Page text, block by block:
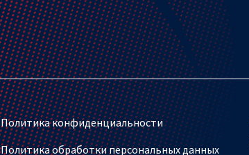
Политика конфиденциальности
Политика обработки персональных данных